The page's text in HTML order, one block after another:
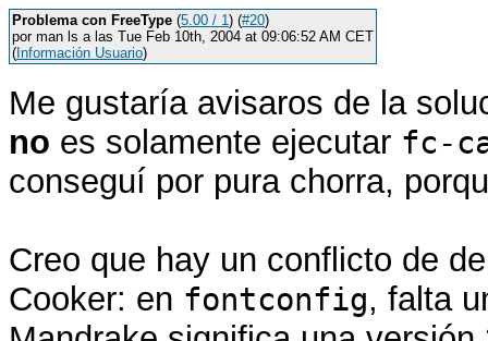
Problema con FreeType (5.00 / 1) (#20)
por man ls a las Tue Feb 10th, 2004 at 09:06:52 AM CET
( Información Usuario)
Me gustaría avisaros de la
no es solamente ejecutar fc-
conseguí por pura chorra,
Creo que hay un conflicto de
Cooker: en fontconfig, falta